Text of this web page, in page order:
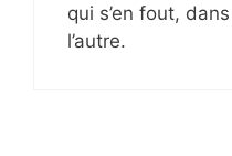
qui s’en fout,
l’autre.